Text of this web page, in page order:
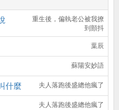
重生後，偏執老公被我撩
到顫抖
葉辰
蘇陽安妙語
什麼 夫人落跑後盛總他瘋了
夫人落跑後盛總他瘋了